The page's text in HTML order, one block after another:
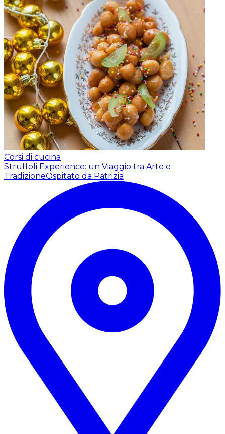
Corsi di cucina
Struffoli Experience: un Viaggio tra Arte e
TradizioneOspitato da Patrizia